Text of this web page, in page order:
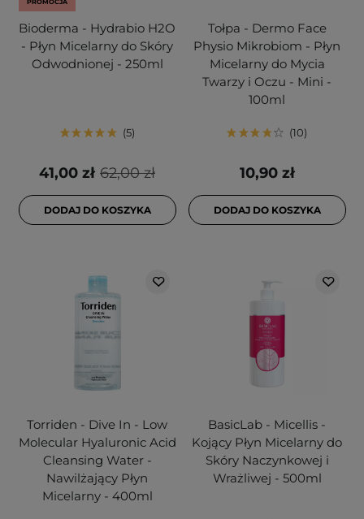
PROMOCJA
Bioderma - Hydrabio H2O
- Płyn Micelarny do Skóry
Odwodnionej - 250ml
5
62,00 zł
41,00 zł
DODAJ DO KOSZYKA
Tołpa - Dermo Face
Physio Mikrobiom - Płyn
Micelarny do Mycia
Twarzy i Oczu - Mini -
100ml
10
10,90 zł
DODAJ DO KOSZYKA
Torriden - Dive In - Low
Molecular Hyaluronic Acid
Cleansing Water -
Nawilżający Płyn
Micelarny - 400ml
BasicLab - Micellis -
Kojący Płyn Micelarny do
Skóry Naczynkowej i
Wrażliwej - 500ml